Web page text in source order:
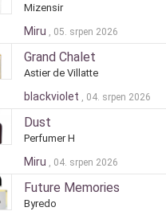
Mizensir
Miru , 05. srpen 2026
Grand Chalet
Astier de Villatte
blackviolet , 04. srpen 2026
Dust
Perfumer H
Miru , 04. srpen 2026
Future Memories
Byredo